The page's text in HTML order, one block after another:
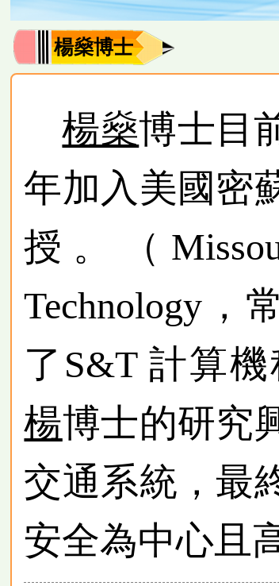
楊燊博士
楊燊博士目
年加入美國密
授。（
Technology，
了S&T 計算
楊博士的研究
交通系統，最
安全為中心且